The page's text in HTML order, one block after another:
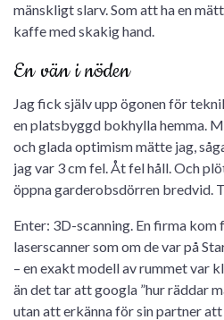
mänskligt slarv. Som att ha en
kaffe med skakig hand.
En vän i nöden
Jag fick själv upp ögonen för
en platsbyggd bokhylla hemma.
och glada optimism mätte jag,
jag var 3 cm fel. Åt fel håll. Och
öppna garderobsdörren bredvid.
Enter: 3D-scanning. En firma kom
laserscanner som om de var på
– en exakt modell av rummet var
än det tar att googla ”hur räddar
utan att erkänna för sin partner att